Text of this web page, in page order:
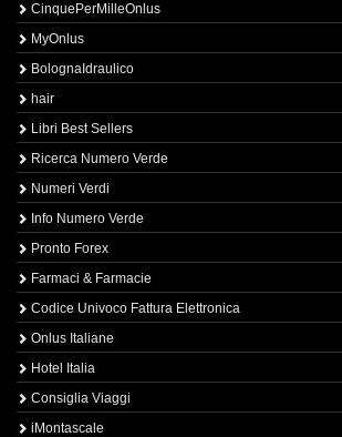
CinquePerMilleOnlus
MyOnlus
BolognaIdraulico
hair
Libri Best Sellers
Ricerca Numero Verde
Numeri Verdi
Info Numero Verde
Pronto Forex
Farmaci & Farmacie
Codice Univoco Fattura Elettronica
Onlus Italiane
Hotel Italia
Consiglia Viaggi
iMontascale